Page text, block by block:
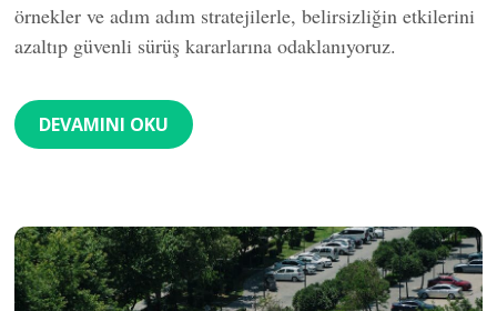
örnekler ve adım adım stratejilerle, belirsizliğin etkilerini
azaltıp güvenli sürüş kararlarına odaklanıyoruz.
DEVAMINI OKU